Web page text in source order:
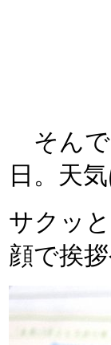
そんで
日。天
サクッ
顔で挨